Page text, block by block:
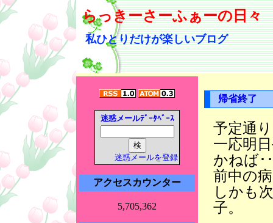
らっきーさーふぁーの日々
私ひとりだけが楽しいブログ
迷惑メールﾃﾞｰﾀﾍﾞｰｽ
迷惑メールを登録
アクセスカウンター
5,705,362
帰省終了
予定通
一応明
かねば･
前中の
しかも
子。